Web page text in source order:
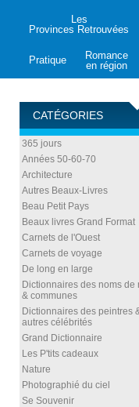
Les
Provinces Retrouvées
Pratique
Romance
en région
CATÉGORIES
365 jours
Années 50-60-70
Architecture
Autres Beaux-Livres
Beau Petit Pays
Beaux livres Grand Format
Carnets de l'Ouest
Carnets de voyage
De long en large
Dictionnaires des noms de
& communes
Dictionnaires des peintres
autres célébrités
Grand Dictionnaire
Les P'tits cadeaux
Nature
Photographié du ciel
Se Souvenir